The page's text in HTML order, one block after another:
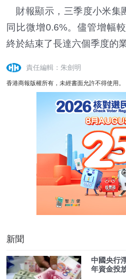
財報顯示，三季度小米集
同比微增0.6%。儘管增幅
終於結束了長達六個季度的
責任編輯：朱劍明
香港商報版權所有，未經書面允許不得使用。
新聞
中國央行
年資金投